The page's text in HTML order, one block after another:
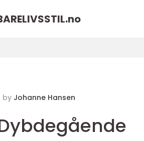
no
by Johanne Hansen